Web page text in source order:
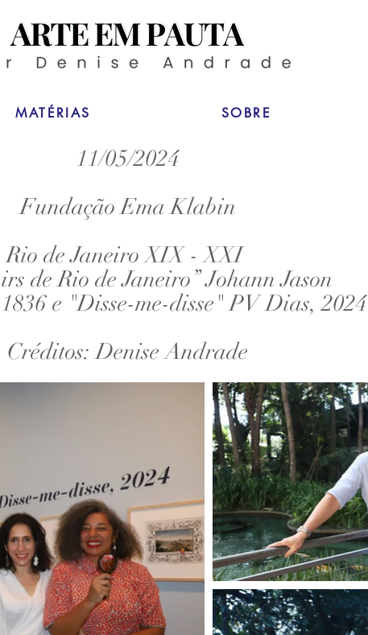
MATÉRIAS SOBRE
11/05/2024
Fundação Ema Klabin
Rio de Janeiro XIX - XXI
de Rio de Janeiro” Johann Jason
e "Disse-me-disse" PV Dias, 2024
Créditos: Denise Andrade